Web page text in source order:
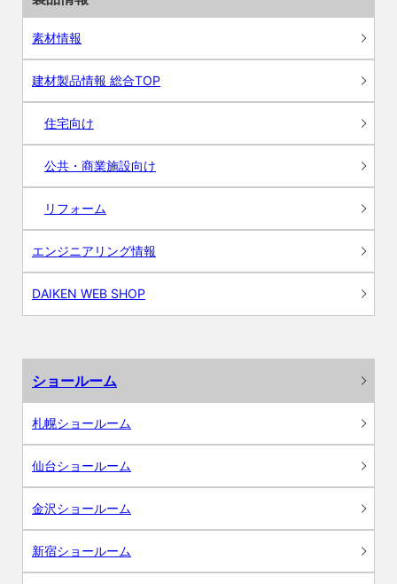
素材情報
建材製品情報 総合TOP
住宅向け
公共・商業施設向け
リフォーム
エンジニアリング情報
DAIKEN WEB SHOP
ショールーム
札幌ショールーム
仙台ショールーム
金沢ショールーム
新宿ショールーム